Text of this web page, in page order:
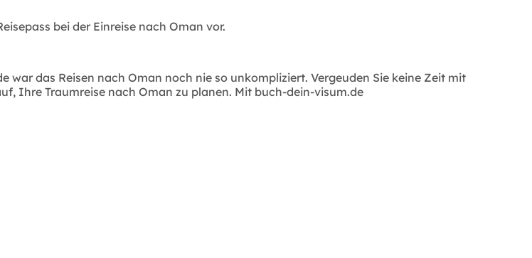
bei der Einreise nach Oman vor.
das Reisen nach Oman noch nie so unkompliziert. Vergeuden Sie keine Zeit mit
Ihre Traumreise nach Oman zu planen. Mit buch-dein-visum.de